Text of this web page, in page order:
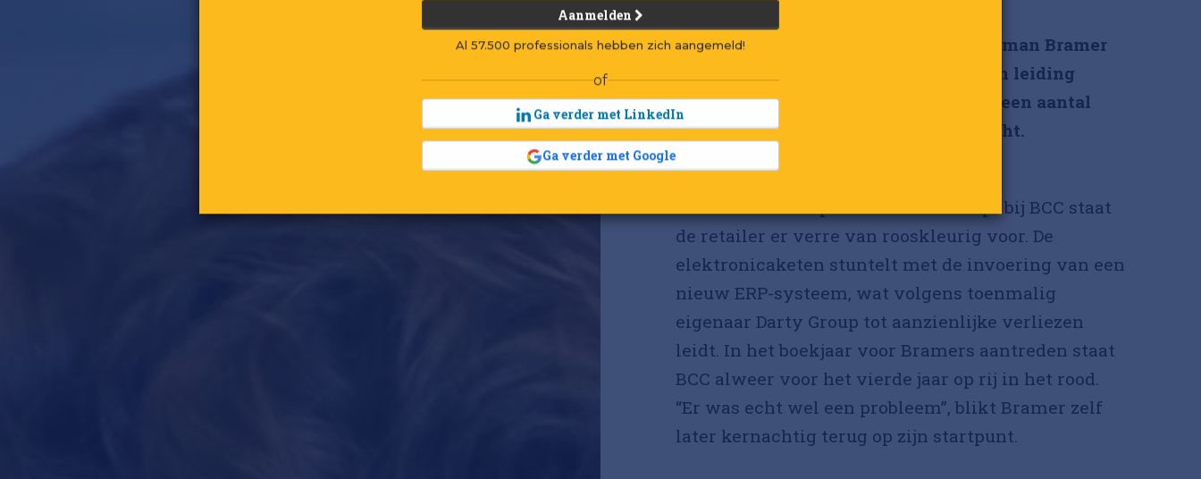
N
a precies vijf jaar zwaait Herman Bramer
af als ceo van BCC. Onder zijn leiding
maakte de elektronicaketen een aantal
grote veranderingen door. Een overzicht.
Als Bramer in september 2016 instapt bij BCC staat
de retailer er verre van rooskleurig voor. De
elektronicaketen stuntelt met de invoering van een
nieuw ERP-systeem, wat volgens toenmalig
eigenaar Darty Group tot aanzienlijke verliezen
leidt. In het boekjaar voor Bramers aantreden staat
BCC alweer voor het vierde jaar op rij in het rood.
“Er was echt wel een probleem”, blikt Bramer zelf
later kernachtig terug op zijn startpunt.
Aanmelden
Al 57.500 professionals hebben zich aangemeld!
of
Ga verder met LinkedIn